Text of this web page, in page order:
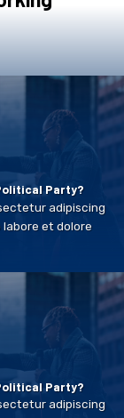
Party?
adipiscing
labore et dolore
Party?
adipiscing